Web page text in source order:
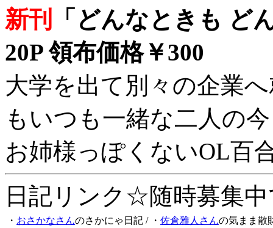
新刊
「どんなときも ど
20P 領布価格￥300
大学を出て別々の企業
もいつも一緒な二人の
お姉様っぽくないOL百
日記リンク☆随時募集
・ おさかなさんのさかにゃ日記 / ・ 佐倉雅人さんの気まま散